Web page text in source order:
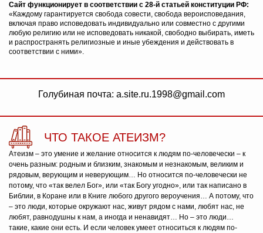
Сайт функционирует в соответствии с 28-й статьей конституции РФ:
«Каждому гарантируется свобода совести, свобода вероисповедания,
включая право исповедовать индивидуально или совместно с другими
любую религию или не исповедовать никакой, свободно выбирать, иметь
и распространять религиозные и иные убеждения и действовать в
соответствии с ними».
Голубиная почта: a.site.ru.1998@gmail.com
ЧТО ТАКОЕ АТЕИЗМ?
Атеизм – это умение и желание относится к людям по-человечески – к
очень разным: родным и близким, знакомым и незнакомым, великим и
рядовым, верующим и неверующим… Но относится по-человечески не
потому, что «так велел Бог», или «так Богу угодно», или так написано в
Библии, в Коране или в Книге любого другого вероучения… А потому, что
– это люди, которые окружают нас, живут рядом с нами, любят нас, не
любят, равнодушны к нам, а иногда и ненавидят… Но – это люди…
такие, какие они есть. И если человек умеет относиться к людям по-